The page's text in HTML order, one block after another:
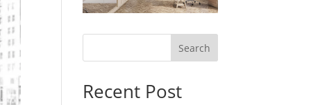
Search
Recent Post